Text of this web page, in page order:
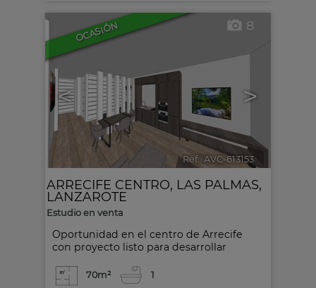
OCASIÓN
< >
8
Ref.. AVC-613153
Oportunidad en el centro de Arrecife
con proyecto listo para desarrollar
ARRECIFE CENTRO, LAS PALMAS,
LANZAROTE
Estudio en venta
70m² 1